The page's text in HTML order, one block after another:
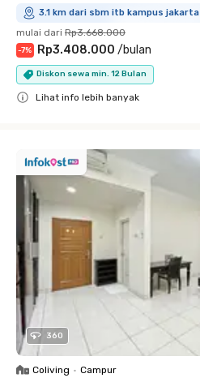
3.1 km dari sbm itb kampus jakarta
mulai dari Rp3.668.000
-7% Rp3.408.000 /bulan
Diskon sewa min. 12 Bulan
Lihat info lebih banyak
360
Coliving • Campur